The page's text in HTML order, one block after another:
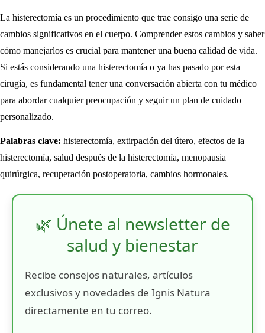
La histerectomía es un procedimiento que trae consigo una serie de
cambios significativos en el cuerpo. Comprender estos cambios y saber
cómo manejarlos es crucial para mantener una buena calidad de vida.
Si estás considerando una histerectomía o ya has pasado por esta
cirugía, es fundamental tener una conversación abierta con tu médico
para abordar cualquier preocupación y seguir un plan de cuidado
personalizado.
Palabras clave: histerectomía, extirpación del útero, efectos de la
histerectomía, salud después de la histerectomía, menopausia
quirúrgica, recuperación postoperatoria, cambios hormonales.
🌿 Únete al newsletter de
salud y bienestar
Recibe consejos naturales, artículos
exclusivos y novedades de Ignis Natura
directamente en tu correo.